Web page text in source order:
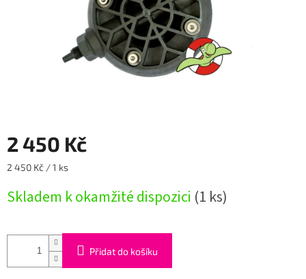
2 450 Kč
Měrná
2 450 Kč / 1 ks
Skladem k okamžité dispozici (1 ks)
Přidat do košíku